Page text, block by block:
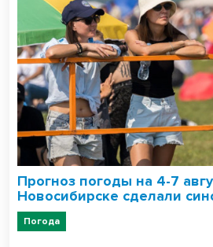
Прогноз погоды на 4-7
Новосибирске сделали
Погода